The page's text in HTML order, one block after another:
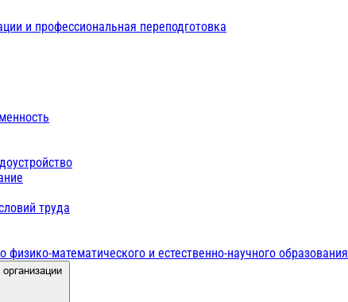
и профессиональная переподготовка
труда
физико-математического и естественно-научного образования